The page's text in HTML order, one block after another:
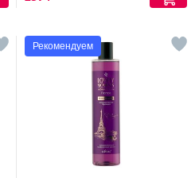
Рекомендуем